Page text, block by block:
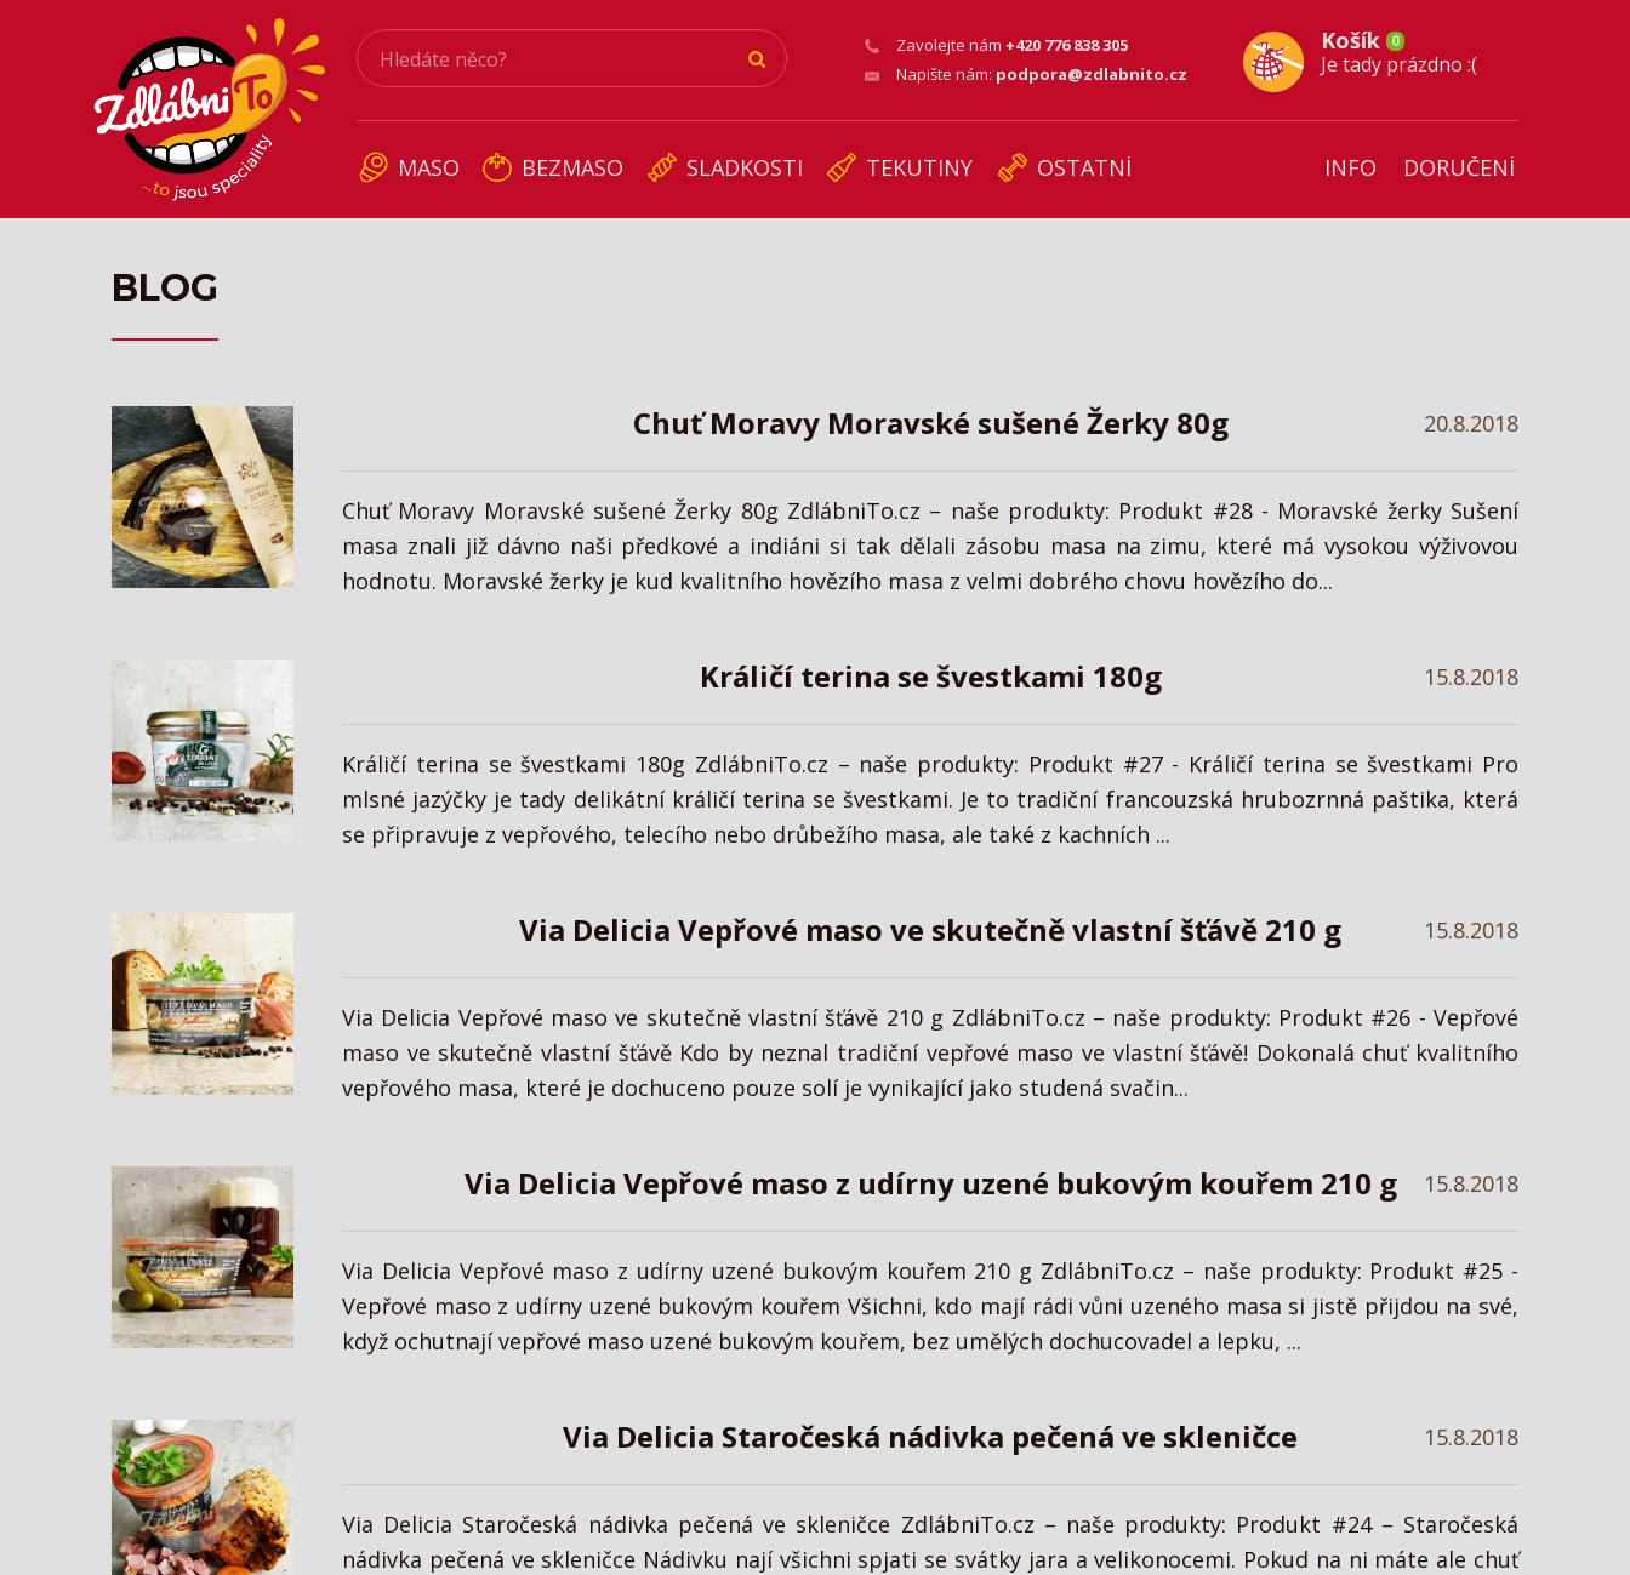
Zavolejte nám +420 776 838 305
Napište nám: podpora@zdlabnito.cz
Košík 0
Je tady prázdno :(
MASO BEZMASO SLADKOSTI TEKUTINY OSTATNÍ INFO DORUČENÍ
BLOG
Chuť Moravy Moravské sušené Žerky 80g 20.8.2018
Chuť Moravy Moravské sušené Žerky 80g ZdlábniTo.cz – naše produkty: Produkt #28 - Moravské žerky Sušení
masa znali již dávno naši předkové a indiáni si tak dělali zásobu masa na zimu, které má vysokou výživovou
hodnotu. Moravské žerky je kud kvalitního hovězího masa z velmi dobrého chovu hovězího do...
Králičí terina se švestkami 180g 15.8.2018
Králičí terina se švestkami 180g ZdlábniTo.cz – naše produkty: Produkt #27 - Králičí terina se švestkami Pro
mlsné jazýčky je tady delikátní králičí terina se švestkami. Je to tradiční francouzská hrubozrnná paštika, která
se připravuje z vepřového, telecího nebo drůbežího masa, ale také z kachních ...
Via Delicia Vepřové maso ve skutečně vlastní šťávě 210 g 15.8.2018
Via Delicia Vepřové maso ve skutečně vlastní šťávě 210 g ZdlábniTo.cz – naše produkty: Produkt #26 - Vepřové
maso ve skutečně vlastní šťávě Kdo by neznal tradiční vepřové maso ve vlastní šťávě! Dokonalá chuť kvalitního
vepřového masa, které je dochuceno pouze solí je vynikající jako studená svačin...
Via Delicia Vepřové maso z udírny uzené bukovým kouřem 210 g 15.8.2018
Via Delicia Vepřové maso z udírny uzené bukovým kouřem 210 g ZdlábniTo.cz – naše produkty: Produkt #25 -
Vepřové maso z udírny uzené bukovým kouřem Všichni, kdo mají rádi vůni uzeného masa si jistě přijdou na své,
když ochutnají vepřové maso uzené bukovým kouřem, bez umělých dochucovadel a lepku, ...
Via Delicia Staročeská nádivka pečená ve skleničce 15.8.2018
Via Delicia Staročeská nádivka pečená ve skleničce ZdlábniTo.cz – naše produkty: Produkt #24 – Staročeská
nádivka pečená ve skleničce Nádivku nají všichni spjati se svátky jara a velikonocemi. Pokud na ni máte ale chuť